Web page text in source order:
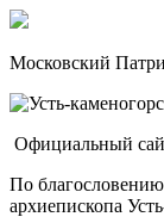
Московский
Официальный
По
архиепископа